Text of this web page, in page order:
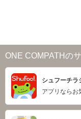
ONE COMPATHの
シュフーチラ
アプリならお